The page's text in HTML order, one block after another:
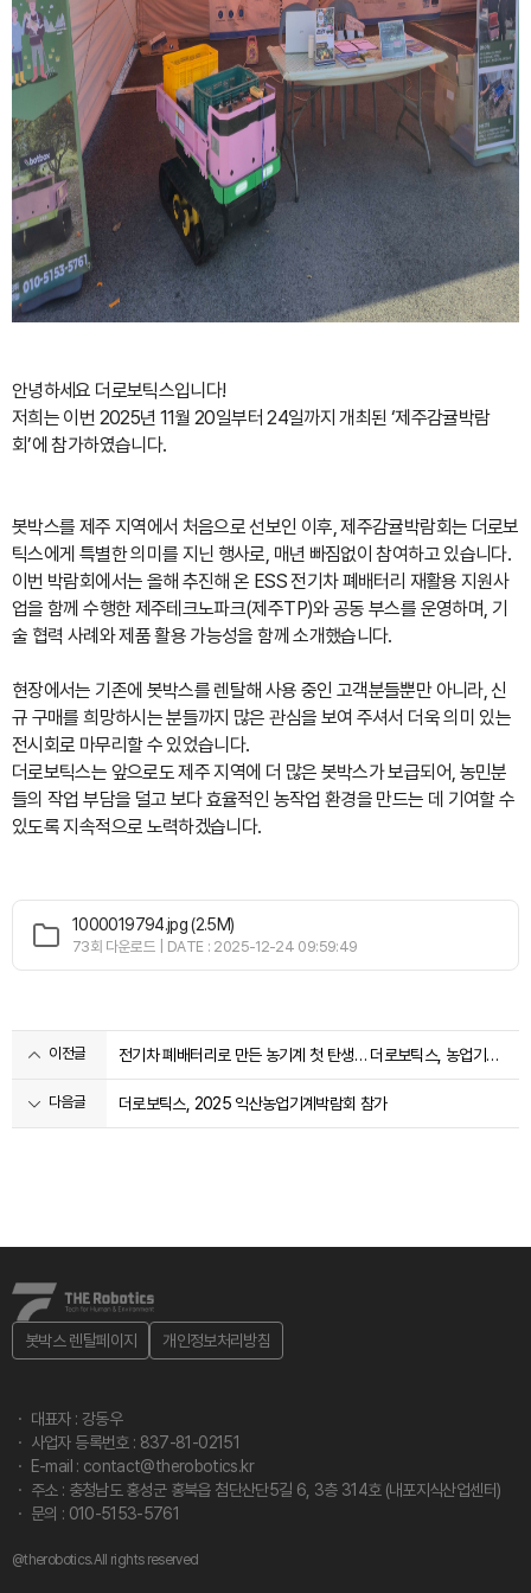
안녕하세요 더로보틱스입니다!
저희는 이번 2025년 11월 20일부터 24일까지 개최된 ‘제주감귤박람
회’에 참가하였습니다.
봇박스를제주 지역에서 처음으로 선보인 이후, 제주감귤박람회는 더로보
틱스에게 특별한 의미를 지닌 행사로, 매년 빠짐없이 참여하고 있습니다.
이번 박람회에서는 올해 추진해 온 ESS 전기차 폐배터리 재활용 지원사
업을 함께 수행한 제주테크노파크(제주TP)와 공동 부스를 운영하며, 기
술 협력 사례와 제품 활용 가능성을 함께 소개했습니다.
현장에서는 기존에 봇박스를 렌탈해 사용 중인 고객분들뿐만 아니라, 신
규 구매를 희망하시는 분들까지 많은 관심을 보여 주셔서 더욱 의미 있는
전시회로 마무리할 수 있었습니다.
더로보틱스는 앞으로도 제주 지역에 더 많은 봇박스가 보급되어, 농민분
들의 작업 부담을 덜고 보다 효율적인 농작업 환경을 만드는 데 기여할 수
있도록 지속적으로 노력하겠습니다.
1000019794.jpg (2.5M)
73회 다운로드 | DATE : 2025-12-24 09:59:49
이전글 전기차 폐배터리로 만든 농기계 첫 탄생… 더로보틱스, 농업기계 안전 검정 1호 획득
다음글 더로보틱스, 2025 익산농업기계박람회 참가
봇박스 렌탈페이지 개인정보처리방침
대표자 : 강동우
사업자 등록번호 : 837-81-02151
E-mail : contact@therobotics.kr
주소 : 충청남도 홍성군 홍북읍 첨단산단5길 6, 3층 314호 (내포지식산업센터)
문의 : 010-5153-5761
@therobotics.All rights reserved